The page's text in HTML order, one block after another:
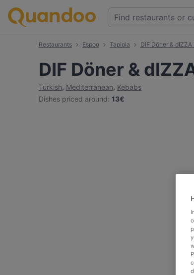
Restaurants Espoo Tapiola DIF Döner & dIZZA
DIF Döner &
Turkish, Mediterranean, Kebabs
Dishes priced around: 13€